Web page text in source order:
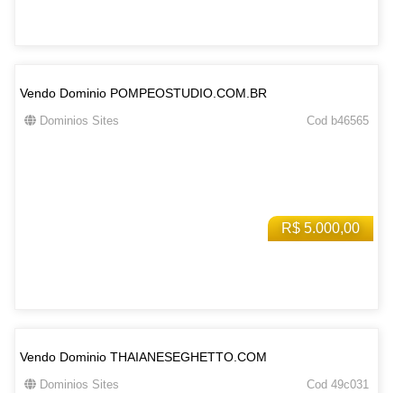
R$ 5.000,00
Vendo Dominio POMPEOSTUDIO.COM.BR
Dominios Sites Cod b46565
Vendo Dominio THAIANESEGHETTO.COM
Dominios Sites Cod 49c031